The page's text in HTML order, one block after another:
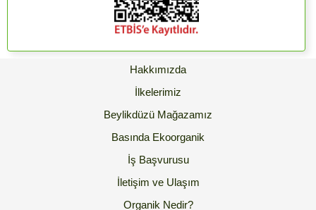
Hakkımızda
İlkelerimiz
Beylikdüzü Mağazamız
Basında Ekoorganik
İş Başvurusu
İletişim ve Ulaşım
Organik Nedir?